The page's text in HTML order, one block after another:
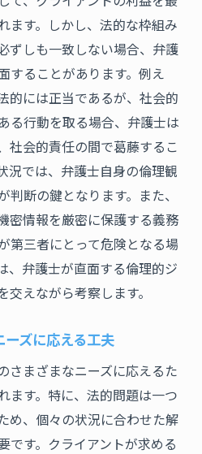
ます。しかし、法的な枠組み
ずしも一致しない場合、弁護
することがあります。例え
的には正当であるが、社会的
る行動を取る場合、弁護士は
社会的責任の間で葛藤するこ
況では、弁護士自身の倫理観
断の鍵となります。また、
密情報を厳密に保護する義務
第三者にとって危険となる場
、弁護士が直面する倫理的ジ
えながら考察します。
ズに応える工夫
さまざまなニーズに応えるた
ます。特に、法的問題は一つ
め、個々の状況に合わせた解
です。クライアントが求める